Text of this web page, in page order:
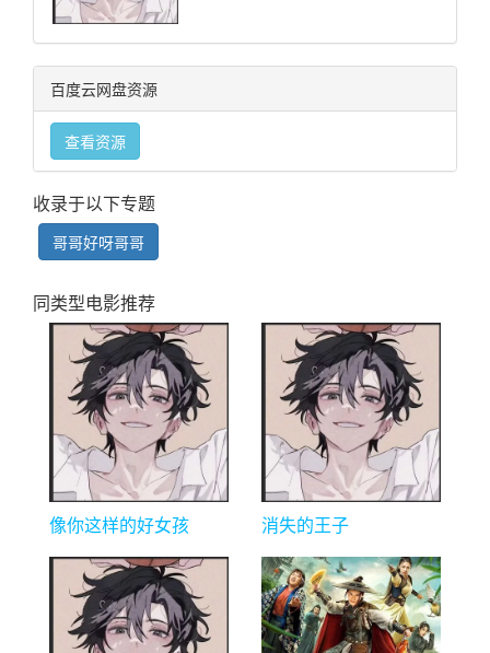
百度云网盘资源
查看资源
收录于以下专题
哥哥好呀哥哥
同类型电影推荐
像你这样的好女孩 消失的王子